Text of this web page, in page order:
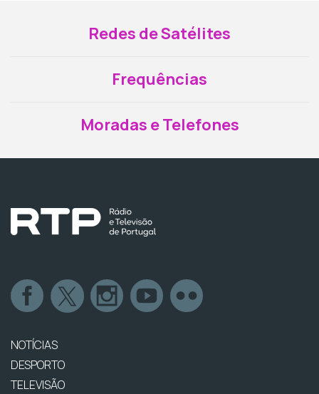
Redes de Satélites
Frequências
Moradas e Telefones
NOTÍCIAS
DESPORTO
TELEVISÃO